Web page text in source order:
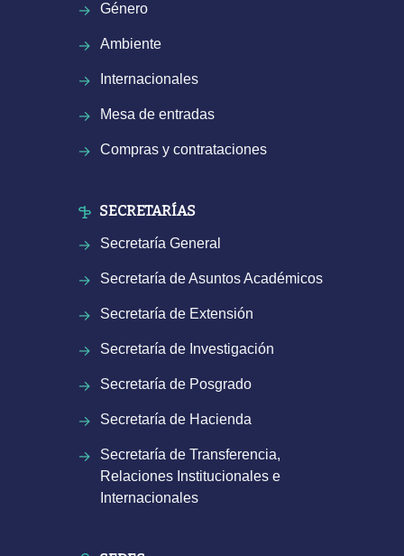
Género
Ambiente
Internacionales
Mesa de entradas
Compras y contrataciones
SECRETARÍAS
Secretaría General
Secretaría de Asuntos Académicos
Secretaría de Extensión
Secretaría de Investigación
Secretaría de Posgrado
Secretaría de Hacienda
Secretaría de Transferencia,
Relaciones Institucionales e
Internacionales